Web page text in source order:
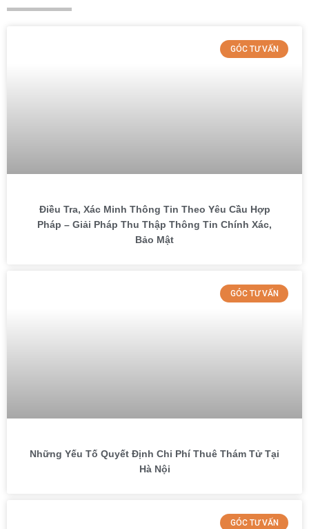
GÓC TƯ VẤN
Điều Tra, Xác Minh Thông Tin Theo Yêu Cầu Hợp
Pháp – Giải Pháp Thu Thập Thông Tin Chính Xác,
Bảo Mật
GÓC TƯ VẤN
Những Yếu Tố Quyết Định Chi Phí Thuê Thám Tử Tại
Hà Nội
GÓC TƯ VẤN